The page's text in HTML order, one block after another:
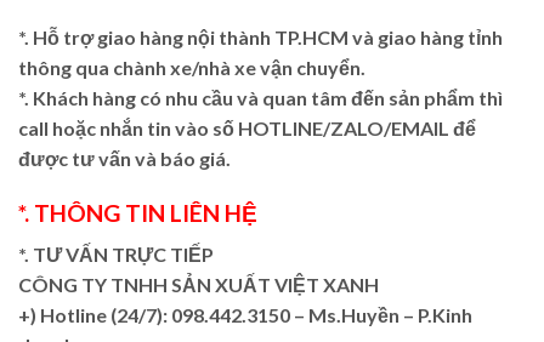
*. Hỗ trợ giao hàng nội thành TP.HCM và giao hàng tỉnh
thông qua chành xe/nhà xe vận chuyển.
*. Khách hàng có nhu cầu và quan tâm đến sản phẩm thì
call hoặc nhắn tin vào số HOTLINE/ZALO/EMAIL để
được tư vấn và báo giá.
*. THÔNG TIN LIÊN HỆ
*. TƯ VẤN TRỰC TIẾP
CÔNG TY TNHH SẢN XUẤT VIỆT XANH
+) Hotline (24/7): 098.442.3150 – Ms.Huyền – P.Kinh